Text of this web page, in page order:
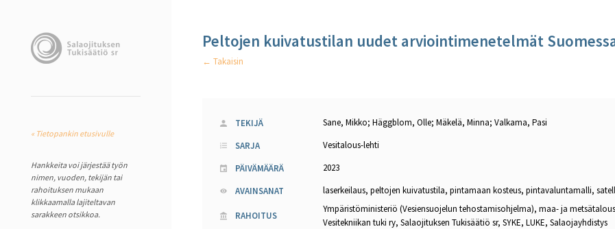
« Tietopankin etusivulle
Hankkeita voi järjestää työn
nimen, vuoden, tekijän tai
rahoituksen mukaan
klikkaamalla lajiteltavan
sarakkeen otsikkoa.
Peltojen kuivatustilan uudet arviointimenetelmät
← Takaisin
TEKIJÄ
Sane, Mikko; Häggblom, Olle; Mäkelä, Minna; Valkama, Pasi
SARJA
Vesitalous-lehti
PÄIVÄMÄÄRÄ
2023
AVAINSANAT
laserkeilaus, peltojen kuivatustila, pintamaan kosteus, pintavaluntamalli,
RAHOITUS
Ympäristöministeriö (Vesiensuojelun tehostamisohjelma), maa- ja
Vesitekniikan tuki ry, Salaojituksen Tukisäätiö sr, SYKE, LUKE, Salaojayhdistys